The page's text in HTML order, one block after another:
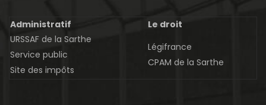
Administratif
Le droit
URSSAF de la Sarthe
Service public
Site des impôts
Légifrance
CPAM de la Sarthe